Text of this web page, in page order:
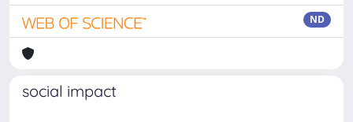
ND
social impact